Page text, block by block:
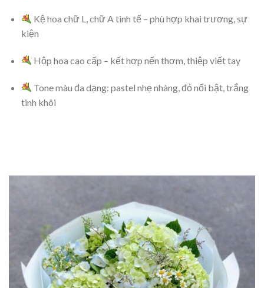
Kệ hoa chữ L, chữ A tinh tế – phù hợp khai trương, sự
kiện
Hộp hoa cao cấp – kết hợp nến thơm, thiệp viết tay
Tone màu đa dạng: pastel nhẹ nhàng, đỏ nổi bật, trắng
tinh khôi